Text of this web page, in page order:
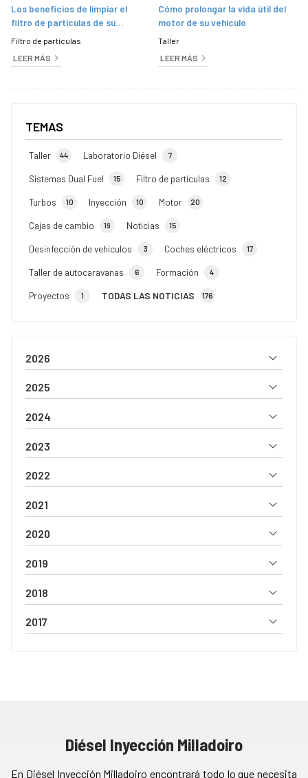
TEMAS
TODAS LAS NOTICIAS 176
Taller 44 Laboratorio Diésel 7
Sistemas Dual Fuel 15 Filtro de partículas 12
Turbos 10 Inyección 10 Motor 20
Cajas de cambio 19 Noticias 15
Desinfección de vehículos 3 Coches eléctricos 17
Taller de autocaravanas 6 Formación 4
Proyectos 1
Los beneficios de limpiar el
filtro de partículas de su
vehículo
Filtro de partículas
LEER MÁS
Cómo prolongar la vida útil del
motor de su vehículo
Taller
LEER MÁS
2026
2025
2024
2023
2022
2021
2020
2019
2018
2017
Diésel Inyección Milladoiro
En Diésel Inyección Milladoiro encontrará todo lo que necesita